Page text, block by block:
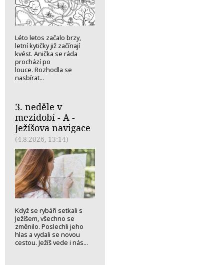
Léto letos začalo brzy,
letní kytičky již začínají
kvést. Anička se ráda
prochází po
louce. Rozhodla se
nasbírat...
3. neděle v
mezidobí - A -
Ježíšova navigace
(4.8.2026, 13:14)
Když se rybáři setkali s
Ježíšem, všechno se
změnilo. Poslechli jeho
hlas a vydali se novou
cestou. Ježíš vede i nás...